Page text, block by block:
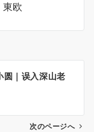
東欧
｜误入深山老
次のページへ